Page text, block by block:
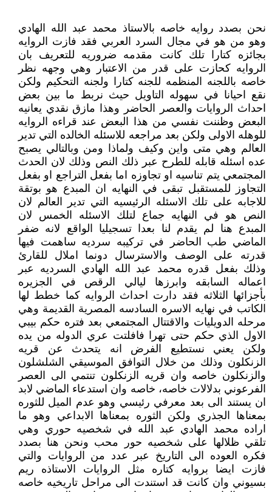
نحن بصدد روايه خاصه بالاستاذ محمد عبد الله الهادي
وهو من هو في مجال السرد العربي فقد فازت الروايه
بجائزه كتارا تلك كانت مقدمه ضروريه للتعريف بان
الروايه كحازت على قدر من الاعتبار وهي وجهه نظر
خاصه باللجنه المنظمه للجنه كتارا ولجنه التحكيم ولكن
نقع احيانا في سهوله التاويل حيث نربط ما بين بعض
احداث الروايات والعصر الحاضر وهذا مازق نقدي يعانيه
البعض وظننت نفسي من هذا البعض عند قراءه الروايه
للوهله الاولى ولكن بعد مراجعه للاسئله الخالده التي تدير
العالم وهي متى واين وكيف ولماذا ومن وبالتالي يصبح
عده اسئله قابله للطرح عبر ذلك النص وذلك لان الحدث
المجتمعي يتم تناسيه او تجاوزه اما بفعل التراجع او بفعل
التجاوز للمستقبل تبقى في النهايه ان المبدع هو بوتقة
للاجابه على تلك الاسئله الرئيسيه التي تدير العالم لان
النص هو في النهايه جماع لتلك الاسئله الخمس لان
المبدع هنا لم يقدم لنا بعدا تسجيليا الواقع لانه ضفر
الماضي طب الحاضر في تركيبه سرديه ساهمت فيها
قدرته على الوصف والاسترسال دونما املال للقارئ
وذلك بفعل قدره محمد عبد الله الهادي السرديه عبر
اعماله السابقه وابرزها ليالي الرقص في الجزيره
بأجزائها الثلاثه فقد دارت احداث الروايه كما خطط لها
الكاتب في نهايه الاسره السادسه المصرية القديمة وهي
مرحله الدويليات والاقتتال المجتمعي بعد فتره حكم بيبي
الاول الذي حكم حتى تهرا فافلتت عري الدوله من يده
ولكن يعني نستطيع الفرض انه يتحدث عن قريه
الزنكلون وذلك من خلال التوافق الموسيقي الشلشلون
والزنكلون خاصه وان قريه الزنكلون تنتمي الى العصر
الفرعوني بدلالات خاصه، خاصه وان استدعاء الماضي لابد
ان يستند الى بعد معرفي رئيسي وهو عدم الميل للثوره
بمعناها الجذري ولكن الثوره بمعناها الابداعي وهو ما
اراده محمد الهادي عبد الله في شخصيه حوري وهي
تلقي ظلالها على شخصيه حور محب ونحن هنا بصدد
فكره العوده الى التاريخ عبر عدد من الروايات والتي
فازت ايضا بروايه كتاره مثل الروايات الاستاذه ريم
بسيوني وان كانت قد استندت الى مراحل تاريخيه خاصه